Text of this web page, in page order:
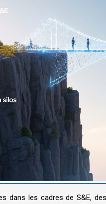
dans les cadres de S&E,